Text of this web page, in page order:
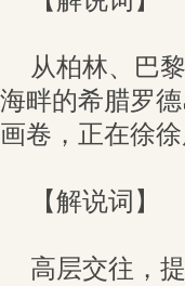
从柏林、巴
海畔的希腊罗
画卷，正在徐徐
【解说词】
高层交往，